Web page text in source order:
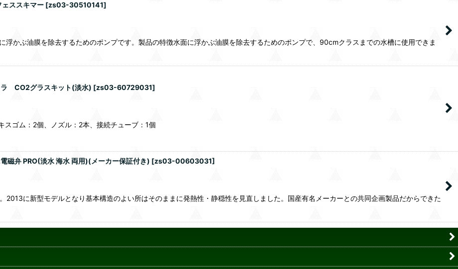
ェススキマー [zs03-30510141]
浮かぶ油膜を除去するためのポンプです。製品の特徴水面に浮かぶ油膜を除去するためのポンプで、90cmクラスまでの水槽に使用できま
ラ CO2グラスキット(淡水) [zs03-60729031]
ゴム：2個、ノズル：2本、接続チューブ：1個
磁弁 PRO(淡水 海水 両用)(メーカー保証付き) [zs03-00603031]
2013に新型モデルとなり基本構造のよい所はそのままに発熱性・静穏性を見直しました。国産有名メーカーとの共同企画製品だからできた